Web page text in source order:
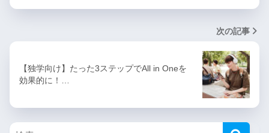
次の記事
【独学向け】たった3ステップでAll in Oneを
効果的に！…